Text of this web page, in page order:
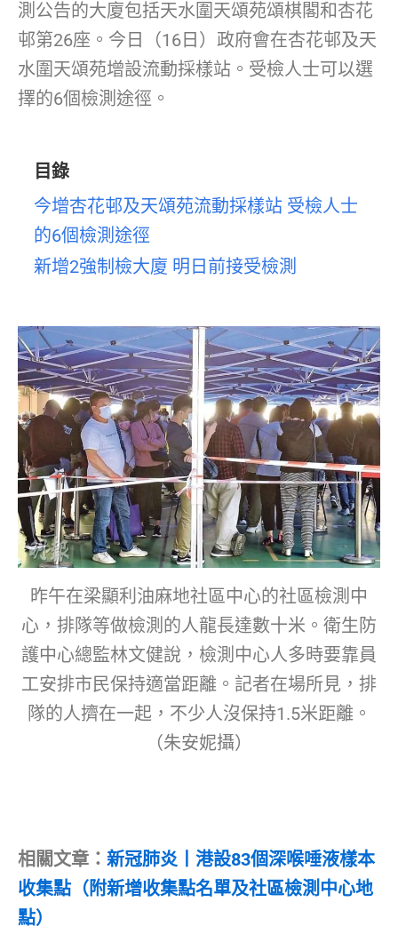
測公告的大廈包括天水圍天頌苑頌棋閣和杏花
邨第26座。今日（16日）政府會在杏花邨及天
水圍天頌苑增設流動採樣站。受檢人士可以選
擇的6個檢測途徑。
目錄
今增杏花邨及天頌苑流動採樣站 受檢人士
的6個檢測途徑
新增2強制檢大廈 明日前接受檢測
昨午在梁顯利油麻地社區中心的社區檢測中
心，排隊等做檢測的人龍長達數十米。衛生防
護中心總監林文健說，檢測中心人多時要靠員
工安排市民保持適當距離。記者在場所見，排
隊的人擠在一起，不少人沒保持1.5米距離。
（朱安妮攝）
相關文章： 新冠肺炎丨港設83個深喉唾液樣本
收集點（附新增收集點名單及社區檢測中心地
點）